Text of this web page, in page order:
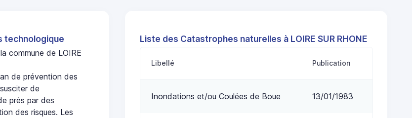
technologique
commune de LOIRE
de prévention des
de
près par des
des risques. Les
Liste des Catastrophes naturelles à LOIRE SUR RHONE
Libellé Publication
Inondations et/ou Coulées de Boue 13/01/1983